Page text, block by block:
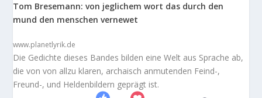
Tom Bresemann: von jeglichem wort das durch den
mund den menschen vernewet
www.planetlyrik.de
Die Gedichte dieses Bandes bilden eine Welt aus Sprache ab,
die von von allzu klaren, archaisch anmutenden Feind-,
Freund-, und Heldenbildern geprägt ist.